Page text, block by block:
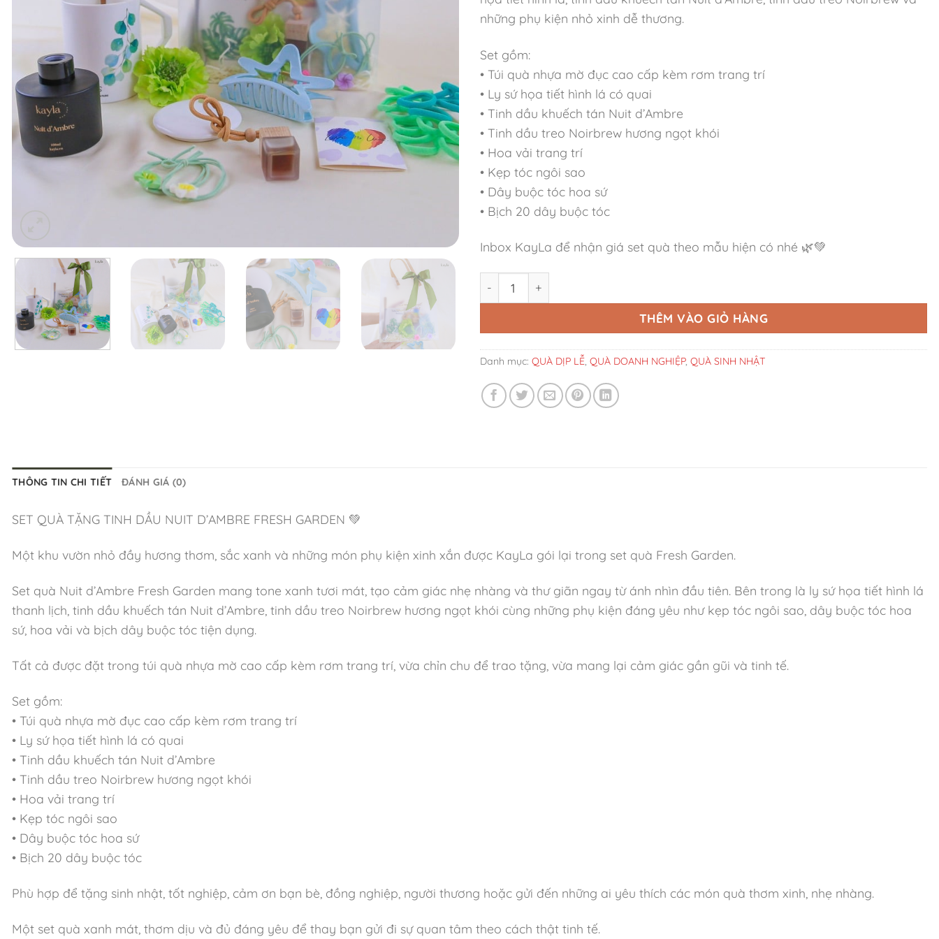
những phụ kiện nhỏ xinh dễ thương.
Set gồm:
• Túi quà nhựa mờ đục cao cấp kèm rơm trang trí
• Ly sứ họa tiết hình lá có quai
• Tinh dầu khuếch tán Nuit d’Ambre
• Tinh dầu treo Noirbrew hương ngọt khói
• Hoa vải trang trí
• Kẹp tóc ngôi sao
• Dây buộc tóc hoa sứ
• Bịch 20 dây buộc tóc
Inbox KayLa để nhận giá set quà theo mẫu hiện có nhé
THÊM VÀO GIỎ HÀNG
Danh mục: QUÀ DỊP LỄ, QUÀ DOANH NGHIỆP, QUÀ SINH NHẬT
THÔNG TIN CHI TIẾT ĐÁNH GIÁ (0)
SET QUÀ TẶNG TINH DẦU NUIT D’AMBRE FRESH GARDEN
Một khu vườn nhỏ đầy hương thơm, sắc xanh và những món phụ kiện xinh xắn được KayLa gói lại trong set quà Fresh Garden.
Set quà Nuit d’Ambre Fresh Garden mang tone xanh tươi mát, tạo cảm giác nhẹ nhàng và thư giãn ngay từ ánh nhìn đầu tiên. Bên trong là ly sứ họa tiết hình lá
thanh lịch, tinh dầu khuếch tán Nuit d’Ambre, tinh dầu treo Noirbrew hương ngọt khói cùng những phụ kiện đáng yêu như kẹp tóc ngôi sao, dây buộc tóc hoa
sứ, hoa vải và bịch dây buộc tóc tiện dụng.
Tất cả được đặt trong túi quà nhựa mờ cao cấp kèm rơm trang trí, vừa chỉn chu để trao tặng, vừa mang lại cảm giác gần gũi và tinh tế.
Set gồm:
• Túi quà nhựa mờ đục cao cấp kèm rơm trang trí
• Ly sứ họa tiết hình lá có quai
• Tinh dầu khuếch tán Nuit d’Ambre
• Tinh dầu treo Noirbrew hương ngọt khói
• Hoa vải trang trí
• Kẹp tóc ngôi sao
• Dây buộc tóc hoa sứ
• Bịch 20 dây buộc tóc
Phù hợp để tặng sinh nhật, tốt nghiệp, cảm ơn bạn bè, đồng nghiệp, người thương hoặc gửi đến những ai yêu thích các món quà thơm xinh, nhẹ nhàng.
Một set quà xanh mát, thơm dịu và đủ đáng yêu để thay bạn gửi đi sự quan tâm theo cách thật tinh tế.